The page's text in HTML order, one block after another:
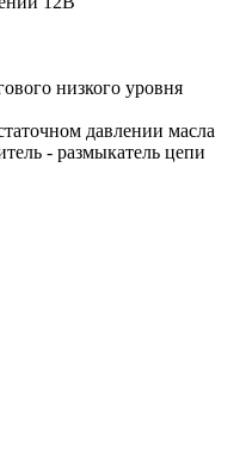
низкого уровня
давлении масла
- размыкатель цепи